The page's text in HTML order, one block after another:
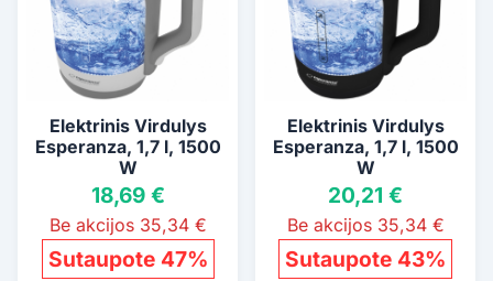
Elektrinis Virdulys
Esperanza, 1,7 l, 1500
W
18,69 €
Be akcijos 35,34 €
Sutaupote 47%
Elektrinis Virdulys
Esperanza, 1,7 l, 1500
W
20,21 €
Be akcijos 35,34 €
Sutaupote 43%